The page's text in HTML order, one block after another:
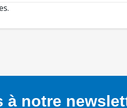
à notre